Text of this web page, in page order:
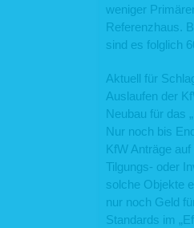
weniger
Referenzhaus.
sind es folglich
Aktuell für
Auslaufen der
Neubau für das
Nur noch bis
KfW Anträge
Tilgungs- oder
solche Objekte
nur noch Geld
Standards im